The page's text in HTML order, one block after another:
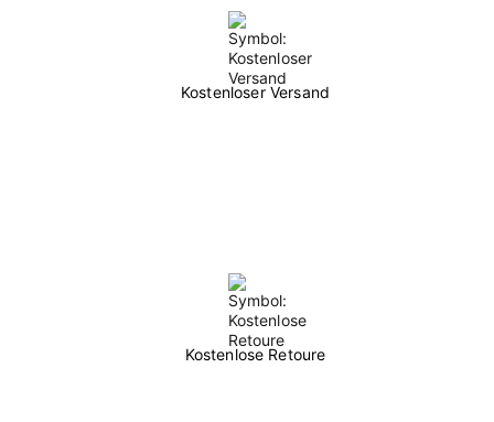
Kostenloser Versand
Kostenlose Retoure